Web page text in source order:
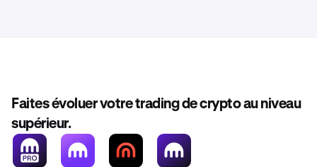
Faites évoluer votre trading de crypto au niveau
supérieur.